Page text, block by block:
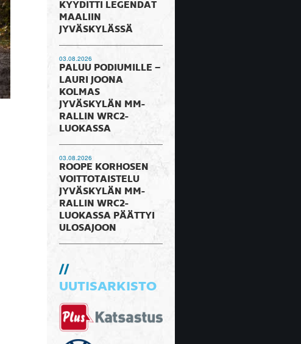
KYYDITTI LEGENDAT
MAALIIN
JYVÄSKYLÄSSÄ
03.08.2026
PALUU PODIUMILLE –
LAURI JOONA
KOLMAS
JYVÄSKYLÄN MM-
RALLIN WRC2-
LUOKASSA
03.08.2026
ROOPE KORHOSEN
VOITTOTAISTELU
JYVÄSKYLÄN MM-
RALLIN WRC2-
LUOKASSA PÄÄTTYI
ULOSAJOON
UUTISARKISTO